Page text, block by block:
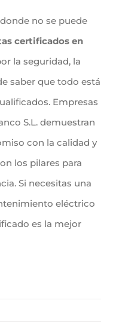
no se puede
certificados en
la seguridad, la
saber que todo está
Empresas
S.L. demuestran
con la calidad y
los pilares para
Si necesitas una
eléctrico
es la mejor